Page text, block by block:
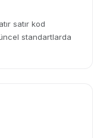
satır kod
standartlarda